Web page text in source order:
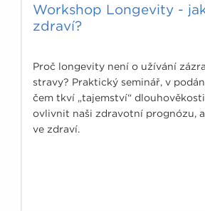
Workshop Longevity -
zdraví?
Proč longevity není o užívání
stravy? Praktický seminář, v
čem tkví „tajemství“
ovlivnit naši zdravotní prognózu,
ve zdraví.